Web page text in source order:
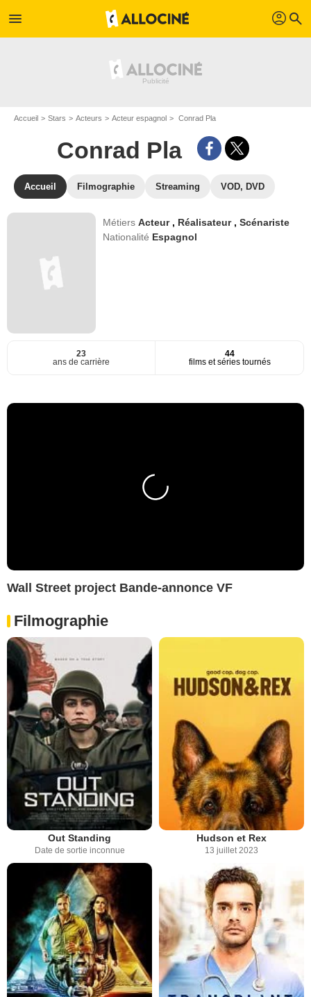
menu profil search
Accueil Stars Acteurs Acteur espagnol Conrad Pla
Conrad Pla
Accueil Filmographie Streaming VOD, DVD
MétiersActeur , Réalisateur ,Scénariste
Nationalité Espagnol
23
ans de carrière
44
films et séries tournés
Wall Street project Bande-annonce VF
Filmographie
Out Standing
Date de sortie inconnue
Hudson et Rex
13 juillet 2023